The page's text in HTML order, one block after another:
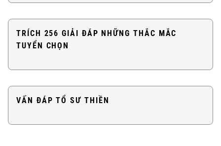
TRÍCH 256 GIẢI ĐÁP NHỮNG THẮC MẮC
TUYỂN CHỌN
VẤN ĐÁP TỔ SƯ THIỀN